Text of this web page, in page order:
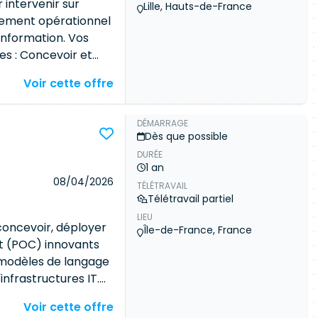
optimiser les
de
des
(factualité,
Optimiser les
vis-à-vis des
Act. Participer au
continue et au
des plateformes
intervenir sur
opérationnel
Vos
: Concevoir et
RAG et
modèles
des chaînes
et de
IA au sein des
pipelines IA dans
Mettre en
industrialiser
optimiser les
de
des
(factualité,
Voir cette offre
Lille, Hauts-de-France
08/04/2026
déployer
(POC) innovants
de langage
IT.
et la résolution
Voir cette offre
DÉMARRAGE
Dès que possible
DURÉE
1 an
TÉLÉTRAVAIL
Télétravail partiel
LIEU
Île-de-France, France